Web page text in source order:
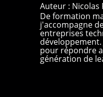
Auteur : Nicolas
De formation
j'accompagne
entreprises
développement.
pour répondre
génération de